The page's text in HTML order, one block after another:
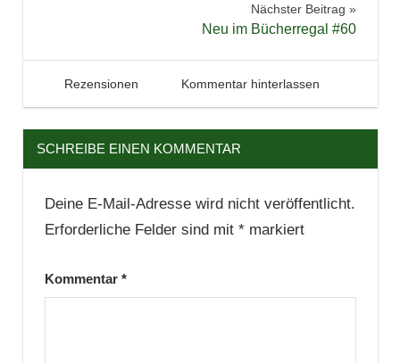
Nächster Beitrag
Neu im Bücherregal #60
23. September 2018
Tintenhain
Rezensionen Kommentar hinterlassen
SCHREIBE EINEN KOMMENTAR
Deine E-Mail-Adresse wird nicht veröffentlicht.
Erforderliche Felder sind mit *markiert
Kommentar *